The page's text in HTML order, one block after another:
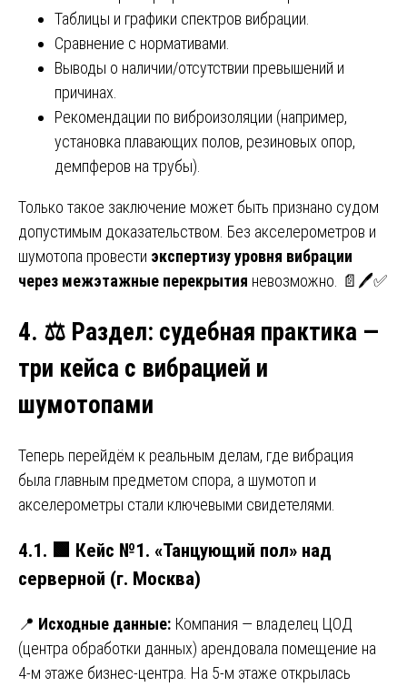
Таблицы и графики спектров вибрации.
Сравнение с нормативами.
Выводы о наличии/отсутствии превышений и
причинах.
Рекомендации по виброизоляции (например,
установка плавающих полов, резиновых опор,
демпферов на трубы).
Только такое заключение может быть признано судом
допустимым доказательством. Без акселерометров и
шумотопа провести экспертизу уровня вибрации
через межэтажные перекрытия невозможно. 📄🖊️✅
4. ⚖️ Раздел: судебная практика —
три кейса с вибрацией и
шумотопами
Теперь перейдём к реальным делам, где вибрация
была главным предметом спора, а шумотоп и
акселерометры стали ключевыми свидетелями.
4.1. 🟩 Кейс №1. «Танцующий пол» над
серверной (г. Москва)
📍 Исходные данные: Компания — владелец ЦОД
(центра обработки данных) арендовала помещение на
4-м этаже бизнес-центра. На 5-м этаже открылась